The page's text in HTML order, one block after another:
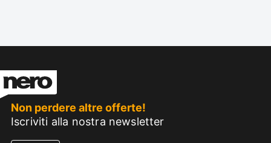
Non perdere altre offerte!
Iscriviti alla nostra newsletter